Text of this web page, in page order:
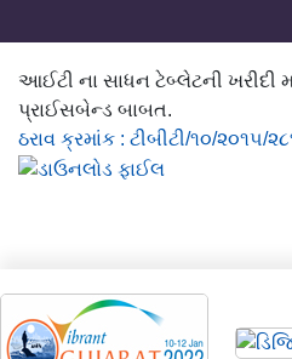
આઈટી ના સાધન ટેબ્લેટની ખરીદી
પ્રાઈસબેન્ડ બાબત.
ઠરાવ ક્રમાંક : ટીબીટી/૧૦/૨૦૧૫/